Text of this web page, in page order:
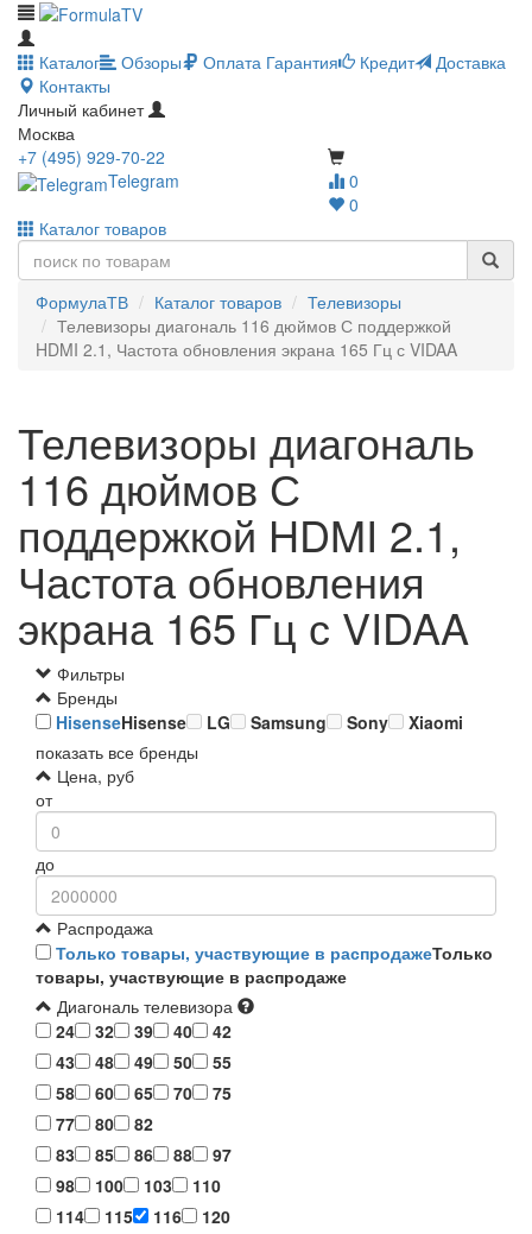
Каталог Обзоры Оплата Гарантия Кредит
Доставка
Контакты
Личный кабинет
Москва
0
0
+7 (495) 929-70-22
Telegram
Каталог товаров
ФормулаТВ Каталог товаров
Телевизоры
Телевизоры диагональ 116 дюймов С поддержкой
HDMI 2.1, Частота обновления экрана 165 Гц с VIDAA
Телевизоры диагональ
116 дюймов С
поддержкой HDMI 2.1,
Частота обновления
экрана 165 Гц с VIDAA
Фильтры
Бренды
HisenseHisense LG Samsung Sony
Xiaomi
показать все бренды
Цена, руб
от
до
Распродажа
Только товары, участвующие в распродажеТолько
товары, участвующие в распродаже
Диагональ телевизора
24
32 39 40
42
43
48 49 50
55
58
60 65 70
75
77
80
82
83
85 86 88
97
98
100 103
110
114
115 116
120